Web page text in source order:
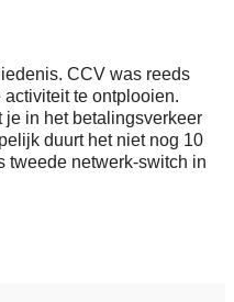
CCV was reeds
te ontplooien.
je in het betalingsverkeer
duurt het niet nog 10
tweede netwerk-switch in